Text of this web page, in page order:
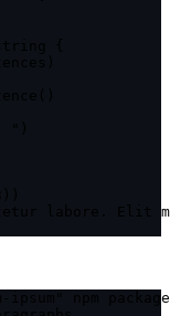
npm package